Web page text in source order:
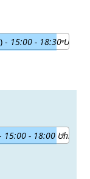
- 15:00 - 18:30 Uhr
15:00 - 18:00 Uhr